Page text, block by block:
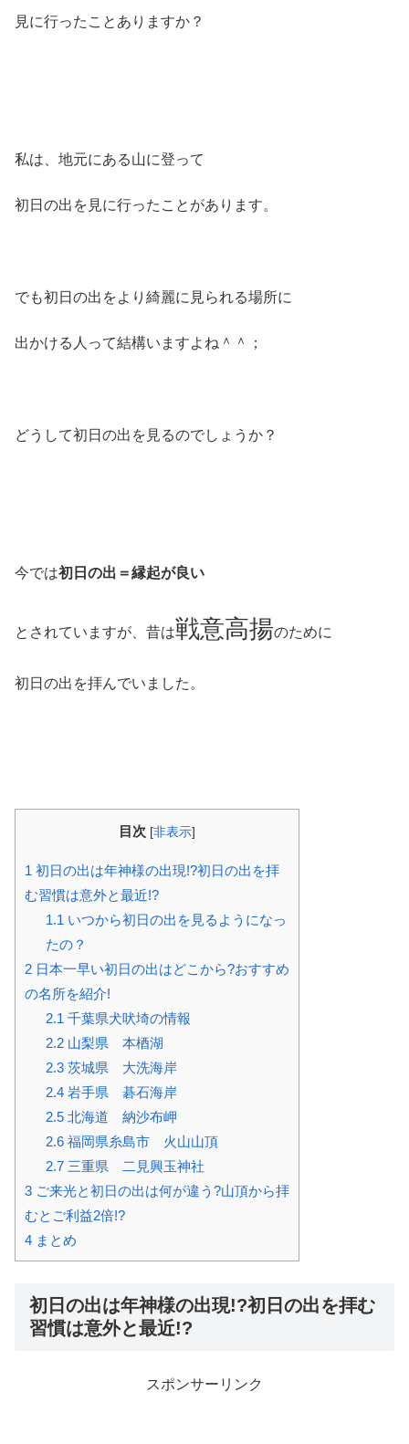
見に行ったことありますか？
私は、地元にある山に登って
初日の出を見に行ったことがあります。
でも初日の出をより綺麗に見られる場所に
出かける人って結構いますよね＾＾；
どうして初日の出を見るのでしょうか？
今では初日の出＝縁起が良い
とされていますが、昔は戦意高揚のために
初日の出を拝んでいました。
目次 [非表示]
1 初日の出は年神様の出現!?初日の出を拝
む習慣は意外と最近!?
1.1 いつから初日の出を見るようになっ
たの？
2 日本一早い初日の出はどこから?おすすめ
の名所を紹介!
2.1 千葉県犬吠埼の情報
2.2山梨県 本梄湖
2.3茨城県 大洗海岸
2.4岩手県 碁石海岸
2.5北海道 納沙布岬
2.6福岡県糸島市 火山山頂
2.7三重県 二見興玉神社
3 ご来光と初日の出は何が違う?山頂から拝
むとご利益2倍!?
4 まとめ
初日の出は年神様の出現!?初日の出を拝む
習慣は意外と最近!?
スポンサーリンク